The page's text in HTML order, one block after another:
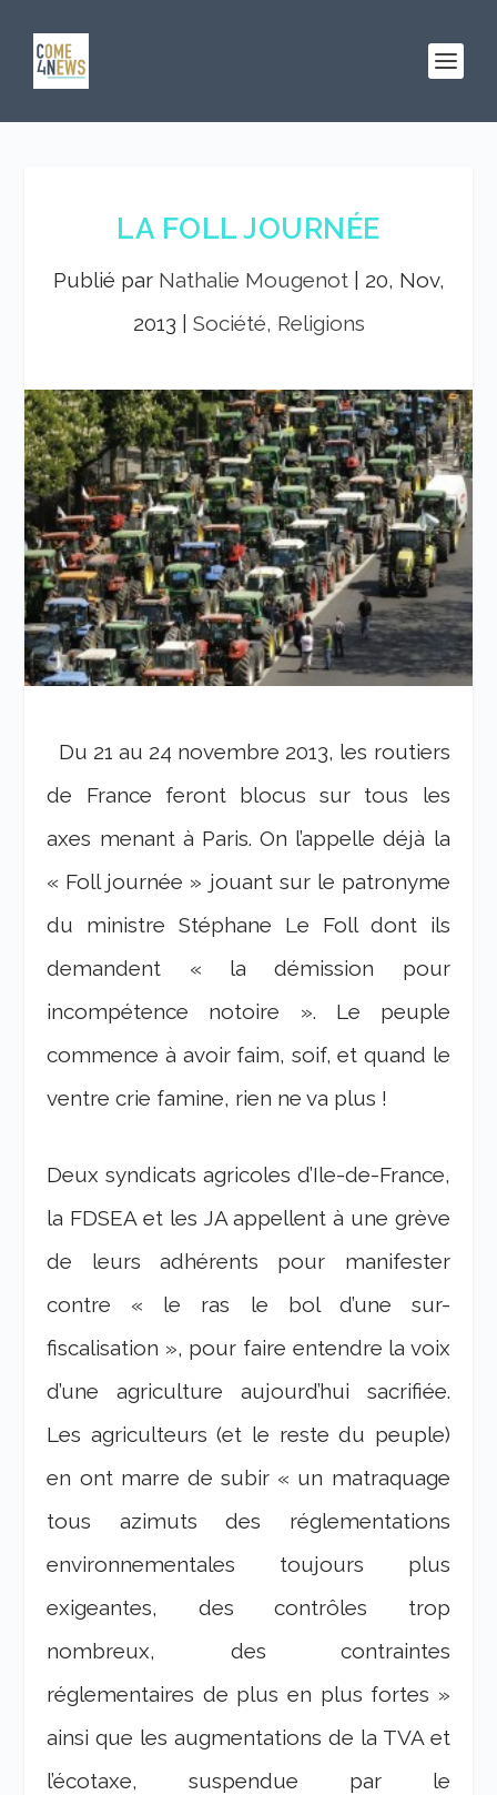
LA FOLL JOURNÉE
Publié par Nathalie Mougenot| 20, Nov,
2013
Société, Religions
Du 21 au 24 novembre 2013, les routiers
de France feront blocus sur tous les
axes menant à Paris. On l’appelle déjà la
« Foll journée » jouant sur le patronyme
du ministre Stéphane Le Foll dont ils
demandent « la démission pour
incompétence notoire ». Le peuple
commence à avoir faim, soif, et quand le
ventre crie famine, rien ne va plus !
Deux syndicats agricoles d’Ile-de-France,
la FDSEA et les JA appellent à une grève
de leurs adhérents pour manifester
contre « le ras le bol d’une sur-
fiscalisation », pour faire entendre la voix
d’une agriculture aujourd’hui sacrifiée.
Les agriculteurs (et le reste du peuple)
en ont marre de subir « un matraquage
tous azimuts des réglementations
environnementales toujours plus
exigeantes, des contrôles trop
nombreux, des contraintes
réglementaires de plus en plus fortes »
ainsi que les augmentations de la TVA et
l’écotaxe, suspendue par le